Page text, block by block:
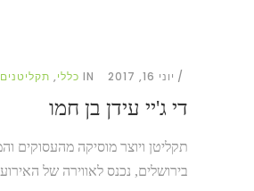
יוני 16, 2017 IN כללי, תקליטנים
די ג'יי עידן בן חמו
תקליטן ויוצר מוסיקה מהעסוקים
בירושלים, נכנס לאווירה של